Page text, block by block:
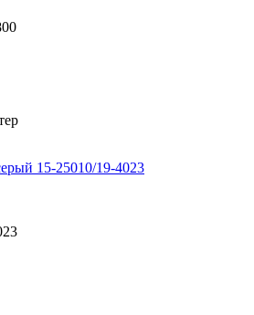
15-25010/19-4023